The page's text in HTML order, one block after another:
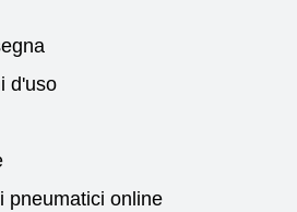
d'uso
pneumatici online